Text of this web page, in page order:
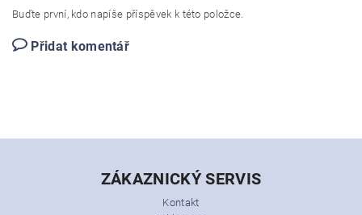
Buďte první, kdo napíše příspěvek k této položce.
Přidat komentář
ZÁKAZNICKÝ SERVIS
Kontakt